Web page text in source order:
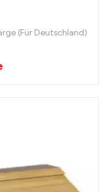
(Für Deutschland)